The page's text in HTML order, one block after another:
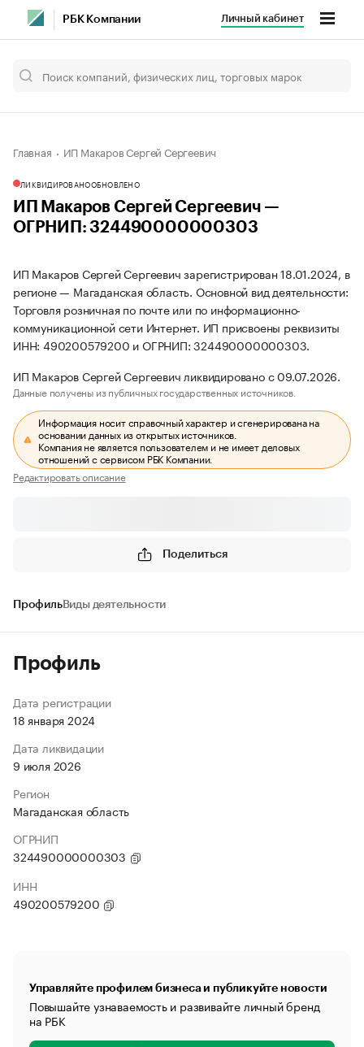
РБК Компании Личный кабинет
Главная ИП Макаров Сергей Сергеевич
ЛИКВИДИРОВАНООБНОВЛЕНО
ИП Макаров Сергей Сергеевич —
ОГРНИП: 324490000000303
ИП Макаров Сергей Сергеевич зарегистрирован 18.01.2024, в
регионе — Магаданская область. Основной вид деятельности:
Торговля розничная по почте или по информационно-
коммуникационной сети Интернет. ИП присвоены реквизиты
ИНН: 490200579200 и ОГРНИП: 324490000000303.
ИП Макаров Сергей Сергеевич ликвидировано с 09.07.2026.
Данные получены из публичных государственных источников.
Информация носит справочный характер и сгенерирована на
основании данных из открытых источников.
Компания не является пользователем и не имеет деловых
отношений с сервисом РБК Компании.
Редактировать описание
Поделиться
ПрофильВиды деятельности
Профиль
Дата регистрации
18 января 2024
Дата ликвидации
9 июля 2026
Регион
Магаданская область
ОГРНИП
324490000000303
ИНН
490200579200
Управляйте профилем бизнеса и публикуйте новости
Повышайте узнаваемость и развивайте личный бренд
на РБК